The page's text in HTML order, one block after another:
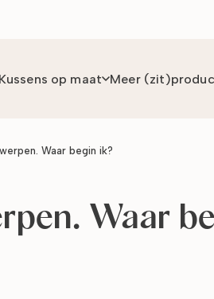
Kussens op maat Meer
Waar begin ik?
Waar